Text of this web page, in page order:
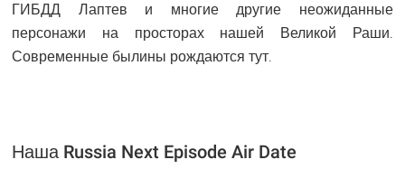
ГИБДД Лаптев и многие другие неожиданные
персонажи на просторах нашей Великой Раши.
Современные былины рождаются тут.
Наша Russia Next Episode Air Date